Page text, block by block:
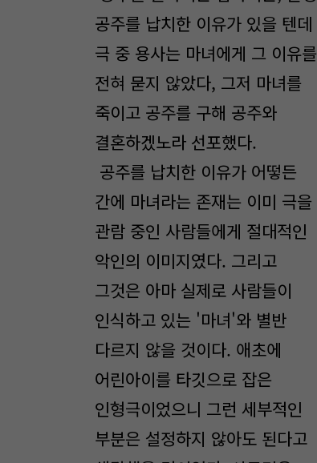
공주를 납치한 이유가 있을 텐데
극 중 용사는 마녀에게 그 이유를
전혀 묻지 않았다, 그저 마녀를
죽이고 공주를 구해 공주와
결혼하겠노라 선포했다.
공주를 납치한 이유가 어떻든
간에 마녀라는 존재는 이미 극을
관람 중인 사람들에게 절대적인
악인의 이미지였다. 그리고
그것은 아마 실제로 사람들이
인식하고 있는 '마녀'와 별반
다르지 않을 것이다. 애초에
어린아이를 타깃으로 잡은
인형극이었으니 그런 세부적인
부분은 설정하지 않아도 된다고